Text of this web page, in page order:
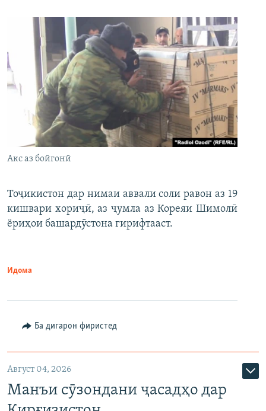
Акс аз бойгонӣ
Тоҷикистон дар нимаи аввали соли равон аз 19
кишвари хориҷӣ, аз ҷумла аз Кореяи Шимолӣ
ёриҳои башардӯстона гирифтааст.
Идома
Ба дигарон фиристед
Август 04, 2026
Манъи сӯзондани ҷасадҳо дар